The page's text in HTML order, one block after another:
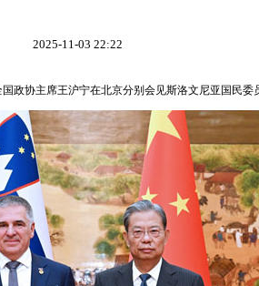
2025-11-03 22:22
政协主席王沪宁在北京分别会见斯洛文尼亚国民委